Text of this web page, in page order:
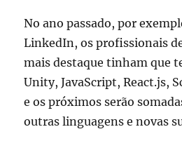
No ano passado, por
LinkedIn, os profissionais
mais destaque tinham que
Unity, JavaScript, React.js,
e os próximos serão
outras linguagens e novas